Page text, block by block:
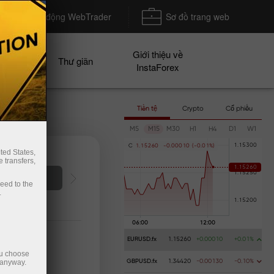
Khởi động WebTrader Sơ đồ trang web
Thư giãn
Giới thiệu về
InstaForex
Tiền tệ Crypto Cổ phiếu
M5 M15 M30 H1 H4 D1 W1
C 1 . 1 52 60 -0 .000 1 0 ( -0 .0 1 %
EURUSD.fx 1.15260 +0.00010 +0.01%
GBPUSD.fx 1.34420 -0.00130 -0.10%
States,
transfers,
to the
choose